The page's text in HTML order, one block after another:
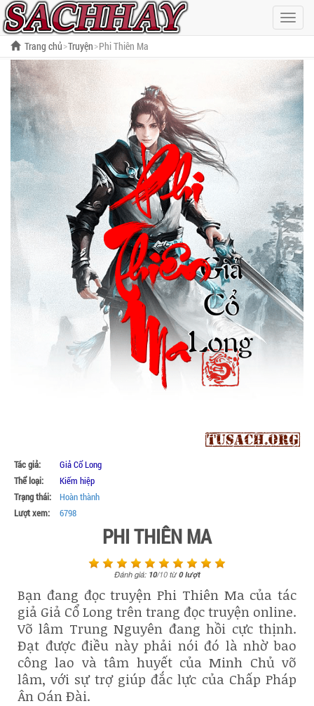
Hiện
menu
Trang chủ Truyện Phi Thiên Ma
Tác giả:
Giả Cổ Long
Thể loại:
Kiếm hiệp
Trạng thái:
Hoàn thành
Lượt xem:
6798
PHI THIÊN MA
Đánh giá: 10/10từ0lượt
Bạn đang đọc truyện Phi Thiên Ma của tác
giả Giả Cổ Long trên trang đọc truyện online.
Võ lâm Trung Nguyên đang hồi cực thịnh.
Đạt được điều này phải nói đó là nhờ bao
công lao và tâm huyết của Minh Chủ võ
lâm, với sự trợ giúp đắc lực của Chấp Pháp
Ân Oán Đài.